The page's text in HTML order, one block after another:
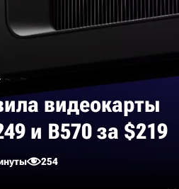
видеокарты
и B570 за $219
254